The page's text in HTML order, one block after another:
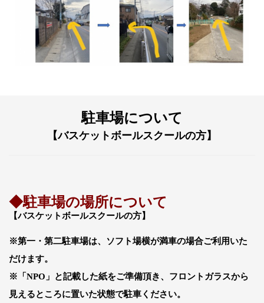
駐車場について
【バスケットボールスクールの方】
◆駐車場の場所について
【バスケットボールスクールの方】
※第一・第二駐車場は、ソフト場横が満車の場合ご利用いた
だけます。
※「NPO」と記載した紙をご準備頂き、フロントガラスから
見えるところに置いた状態で駐車ください。